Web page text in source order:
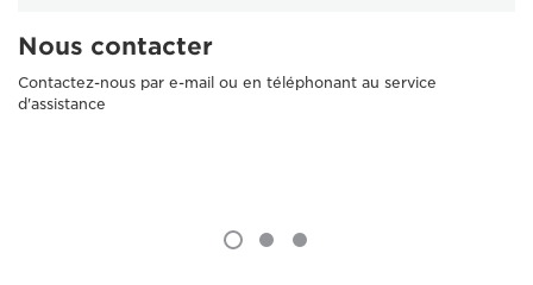
Nous contacter
Contactez-nous par e-mail ou en téléphonant au service
d'assistance